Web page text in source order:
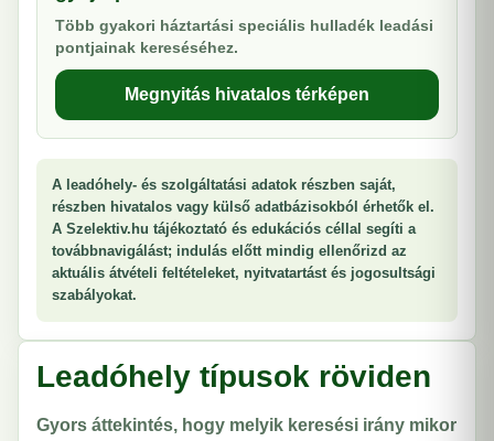
Több gyakori háztartási speciális hulladék leadási
pontjainak kereséséhez.
Megnyitás hivatalos térképen
A leadóhely- és szolgáltatási adatok részben saját,
részben hivatalos vagy külső adatbázisokból érhetők el.
A Szelektiv.hu tájékoztató és edukációs céllal segíti a
továbbnavigálást; indulás előtt mindig ellenőrizd az
aktuális átvételi feltételeket, nyitvatartást és jogosultsági
szabályokat.
Leadóhely típusok röviden
Gyors áttekintés, hogy melyik keresési irány mikor